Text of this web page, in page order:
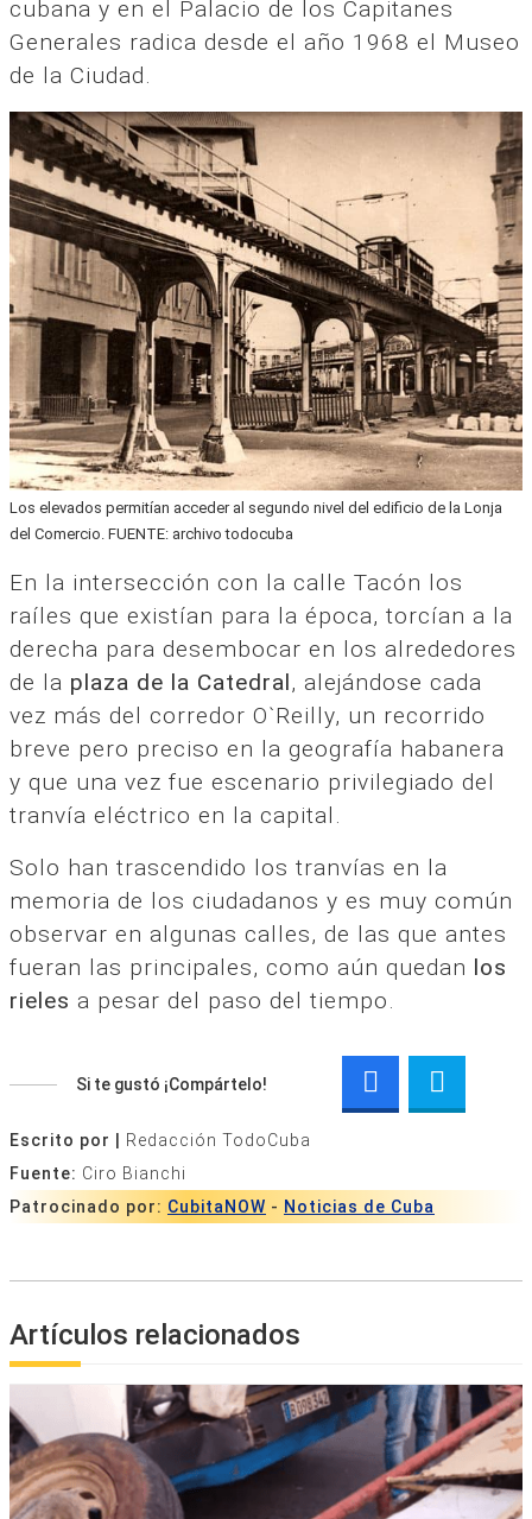
cubana y en el Palacio de los Capitanes
Generales radica desde el año 1968 el Museo
de la Ciudad.
Los elevados permitían acceder al segundo nivel del edificio de la Lonja
del Comercio. FUENTE: archivo todocuba
En la intersección con la calle Tacón los
raíles que existían para la época, torcían a la
derecha para desembocar en los alrededores
de la plaza de la Catedral, alejándose cada
vez más del corredor O`Reilly, un recorrido
breve pero preciso en la geografía habanera
y que una vez fue escenario privilegiado del
tranvía eléctrico en la capital.
Solo han trascendido los tranvías en la
memoria de los ciudadanos y es muy común
observar en algunas calles, de las que antes
fueran las principales, como aún quedan los
rieles a pesar del paso del tiempo.
Si te gustó ¡Compártelo!
Escrito por |
Redacción TodoCuba
Fuente: Ciro Bianchi
Patrocinado por: CubitaNOW - Noticias de Cuba
Artículos relacionados